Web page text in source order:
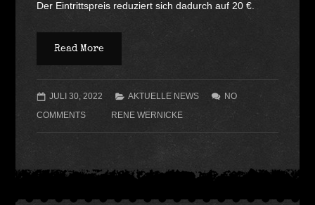
Der Eintrittspreis reduziert sich dadurch auf 20 €.
Read More
JULI 30, 2022 AKTUELLE NEWS
NO
COMMENTS
RENE WERNICKE